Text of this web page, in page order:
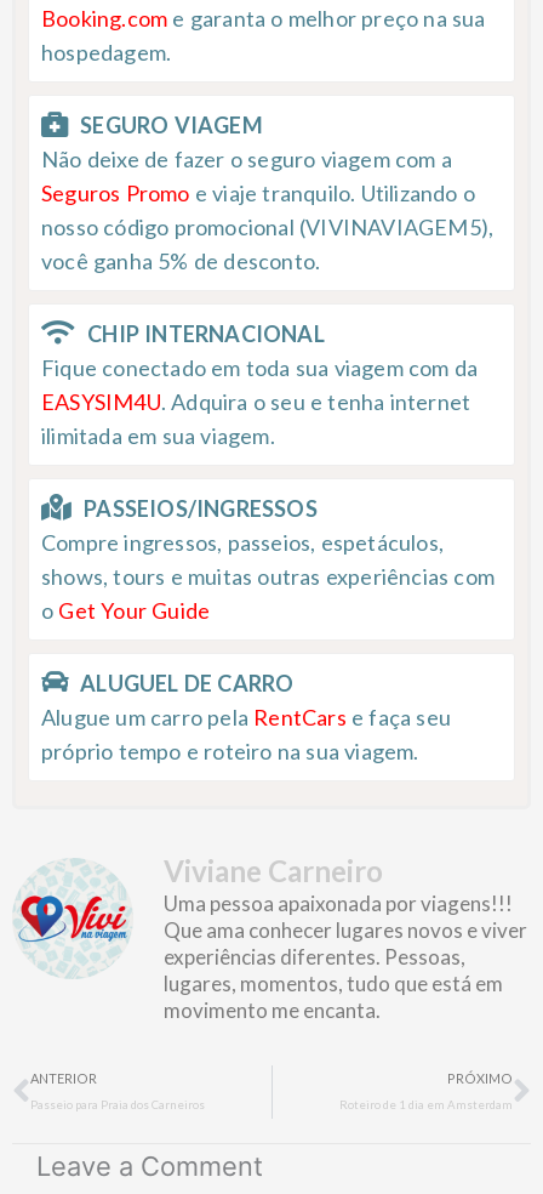
Booking.com e garanta o melhor preço na sua
hospedagem.
SEGURO VIAGEM
Não deixe de fazer o seguro viagem com a
Seguros Promo e viaje tranquilo. Utilizando o
nosso código promocional (VIVINAVIAGEM5),
você ganha 5% de desconto.
CHIP INTERNACIONAL
Fique conectado em toda sua viagem com da
EASYSIM4U. Adquira o seu e tenha internet
ilimitada em sua viagem.
PASSEIOS/INGRESSOS
Compre ingressos, passeios, espetáculos,
shows, tours e muitas outras experiências com
o Get Your Guide
ALUGUEL DE CARRO
Alugue um carro pela RentCars e faça seu
próprio tempo e roteiro na sua viagem.
Viviane Carneiro
Uma pessoa apaixonada por viagens!!!
Que ama conhecer lugares novos e viver
experiências diferentes. Pessoas,
lugares, momentos, tudo que está em
movimento me encanta.
Prev
ANTERIOR
Passeio para Praia dos Carneiros
PRÓXIMO
Roteiro de 1 dia em Amsterdam
Leave a Comment